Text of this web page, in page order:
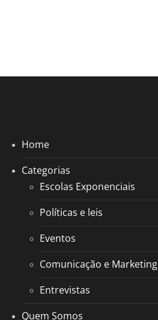
Home
Categorias
Escolas Exponenciais
Políticas e leis
Eventos
Comunicação e Marketing
Entrevistas
Quem Somos